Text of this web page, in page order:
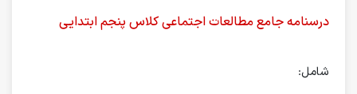
درسنامه جامع مطالعات اجتماعی کلاس پنجم ابتدایی
شامل: